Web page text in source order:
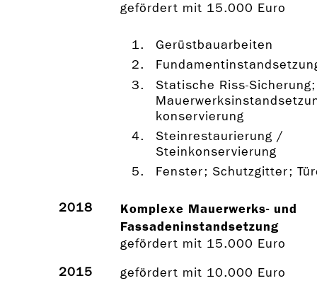
gefördert mit 15.000 Euro
Gerüstbauarbeiten
Statische Riss-Sicherung;
konservierung
Steinrestaurierung /
Steinkonservierung
Fenster; Schutzgitter;
2018
Komplexe Mauerwerks- und
Fassadeninstandsetzung
gefördert mit 15.000 Euro
2015
gefördert mit 10.000 Euro